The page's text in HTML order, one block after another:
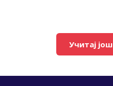
Учитај још